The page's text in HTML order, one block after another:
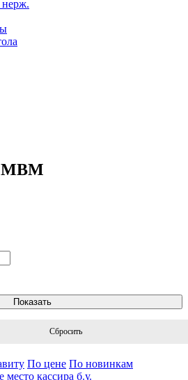
нерж.
МВМ
Показать
Сбросить
По цене По новинкам